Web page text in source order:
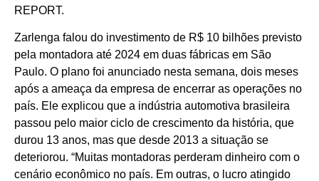
REPORT.
Zarlenga falou do investimento de R$ 10 bilhões previsto
pela montadora até 2024 em duas fábricas em São
Paulo. O plano foi anunciado nesta semana, dois meses
após a ameaça da empresa de encerrar as operações no
país. Ele explicou que a indústria automotiva brasileira
passou pelo maior ciclo de crescimento da história, que
durou 13 anos, mas que desde 2013 a situação se
deteriorou. “Muitas montadoras perderam dinheiro com o
cenário econômico no país. Em outras, o lucro atingido